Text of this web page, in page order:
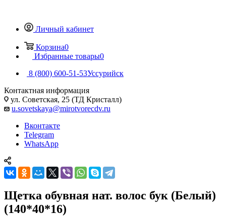
Личный кабинет
Корзина0
Избранные товары0
8 (800) 600-51-53Уссурийск
Контактная информация
ул. Советская, 25 (ТД Кристалл)
u.sovetskaya@mirotvorecdv.ru
Вконтакте
Telegram
WhatsApp
Щетка обувная нат. волос бук (Белый)
(140*40*16)